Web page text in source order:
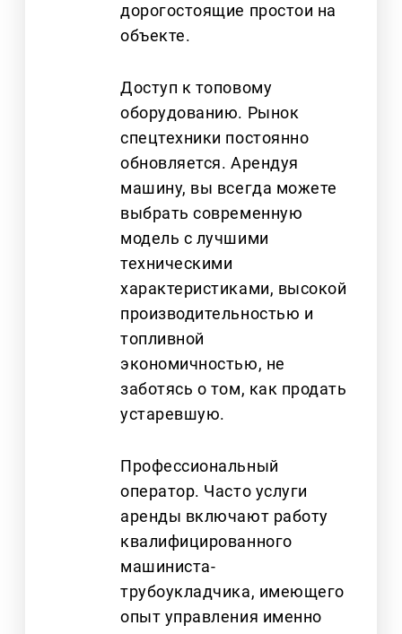
дорогостоящие простои на
объекте.
Доступ к топовому
оборудованию. Рынок
спецтехники постоянно
обновляется. Арендуя
машину, вы всегда можете
выбрать современную
модель с лучшими
техническими
характеристиками, высокой
производительностью и
топливной
экономичностью, не
заботясь о том, как продать
устаревшую.
Профессиональный
оператор. Часто услуги
аренды включают работу
квалифицированного
машиниста-
трубоукладчика, имеющего
опыт управления именно